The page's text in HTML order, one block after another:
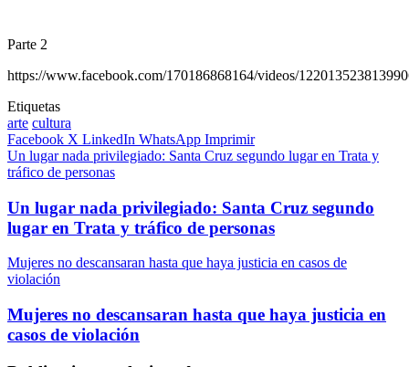
Parte 2
https://www.facebook.com/170186868164/videos/
Etiquetas
arte cultura
Facebook X LinkedIn WhatsApp Imprimir
Un lugar nada privilegiado: Santa Cruz segundo lugar en Trata y
tráfico de personas
Un lugar nada privilegiado: Santa Cruz segundo
lugar en Trata y tráfico de personas
Mujeres no descansaran hasta que haya justicia en casos de
violación
Mujeres no descansaran hasta que haya justicia en
casos de violación